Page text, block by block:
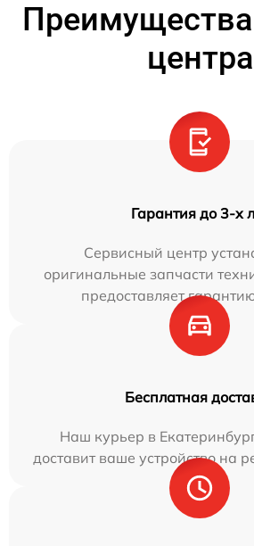
центра
Гарантия до 3-х
Сервисный центр
оригинальные запчасти
предоставляет
Бесплатная
Наш курьер в
доставит ваше устройство на